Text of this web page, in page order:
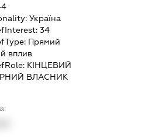
Україна
34
Прямий
вплив
КІНЦЕВИЙ
ВЛАСНИК